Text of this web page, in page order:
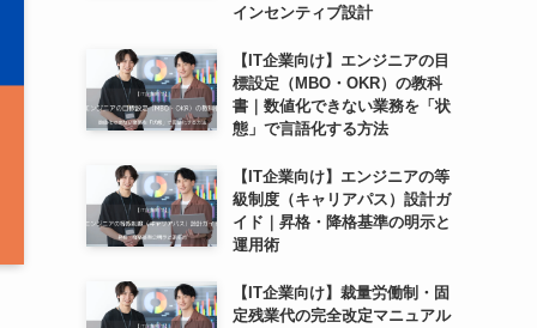
インセンティブ設計
【IT企業向け】エンジニアの目
標設定（MBO・OKR）の教科
書｜数値化できない業務を「状
態」で言語化する方法
【IT企業向け】エンジニアの等
級制度（キャリアパス）設計ガ
イド｜昇格・降格基準の明示と
運用術
【IT企業向け】裁量労働制・固
定残業代の完全改定マニュアル